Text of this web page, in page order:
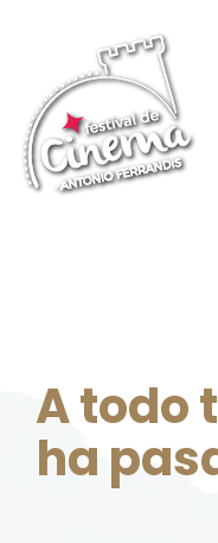
A todo
ha